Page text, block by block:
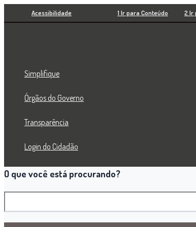
Ir
para
Acessibilidade 1 Ir para Conteúdo 2 Ir
Simplifique
Órgãos do Governo
Transparência
Login do Cidadão
O que você está procurando?
Pesquisar